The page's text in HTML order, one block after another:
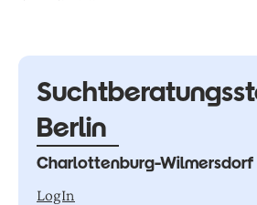
Suchtberatungsst
Berlin
Charlottenburg-Wilmersdorf
LogIn